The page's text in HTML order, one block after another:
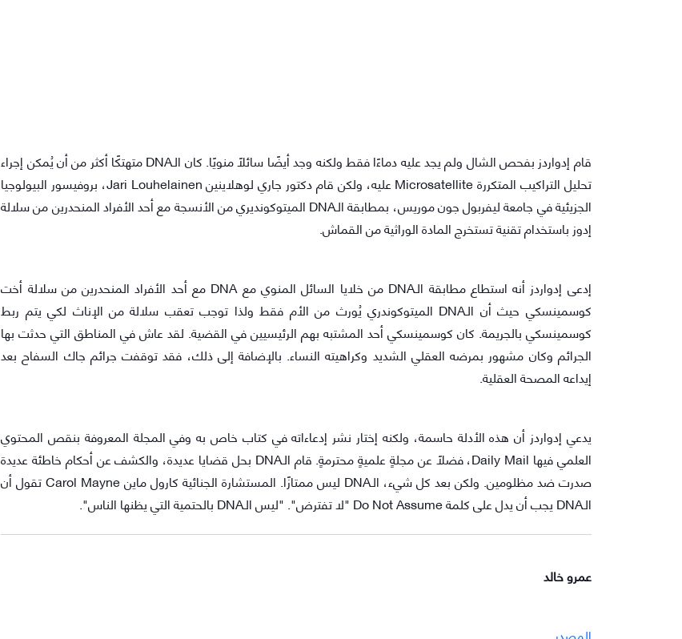
قام إدواردز بفحص الشال ولم يجد عليه دماءًا فقط ولكنه وجد أيضًا سائلًا منويًا. كان الـDNA متهتكًا أكثر من أن يُمكن إجراء
تحليل التراكيب المتكررة Microsatellite عليه، ولكن قام دكتور جاري لوهلاينين Jari Louhelainen، بروفيسور البيولوجيا
الجزيئية في جامعة ليفربول جون موريس، بمطابقة الـDNA الميتوكونديري من الأنسجة مع أحد الأفراد المنحدرين من سلالة
إدوز باستخدام تقنية تستخرج المادة الوراثية من القماش.
إدعى إدواردز أنه استطاع مطابقة الـDNA من خلايا السائل المنوي مع DNA مع أحد الأفراد المنحدرين من سلالة أخت
كوسمينسكي حيث أن الـDNA الميتوكوندري يُورث من الأم فقط ولذا توجب تعقب سلالة من الإناث لكي يتم ربط
كوسمينسكي بالجريمة. كان كوسمينسكي أحد المشتبه بهم الرئيسيين في القضية. لقد عاش في المناطق التي حدثت بها
الجرائم وكان مشهور بمرضه العقلي الشديد وكراهيته النساء. بالإضافة إلى ذلك، فقد توقفت جرائم جاك السفاح بعد
إيداعه المصحة العقلية.
يدعي إدواردز أن هذه الأدلة حاسمة، ولكنه إختار نشر إدعاءاته في كتاب خاص به وفي المجلة المعروفة بنقص المحتوي
العلمي فيها Daily Mail، فضلًا عن مجلةٍ علميةٍ محترمةٍ. قام الـDNA بحل قضايا عديدة، والكشف عن أحكام خاطئة عديدة
صدرت ضد مظلومين. ولكن بعد كل شيء، الـDNA ليس ممتازًا. المستشارة الجنائية كارول ماين Carol Mayne تقول أن
الـDNA يجب أن يدل على كلمة Do Not Assume "لا تفترض". "ليس الـDNA بالحتمية التي يظنها الناس".
عمرو خالد